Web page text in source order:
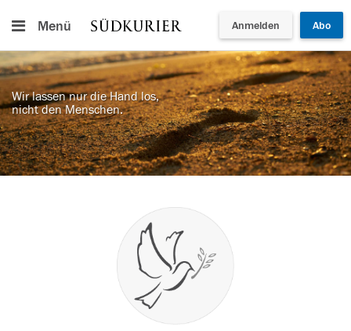
Menü Anmelden Abo
Wir lassen nur die Hand los,
nicht den Menschen.